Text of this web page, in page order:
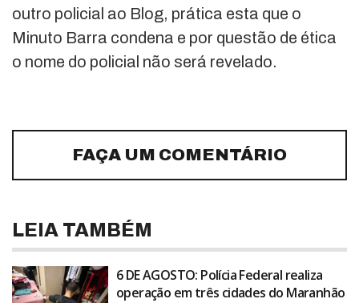
outro policial ao Blog, prática esta que o
Minuto Barra condena e por questão de ética
o nome do policial não será revelado.
FAÇA UM COMENTÁRIO
LEIA TAMBÉM
6 DE AGOSTO: Polícia Federal realiza
operação em três cidades do Maranhão